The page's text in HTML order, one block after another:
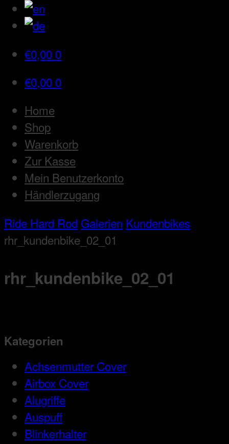
€0,00 0
€0,00 0
Home
Shop
Warenkorb
Zur Kasse
Mein Benutzerkonto
Händlerzugang
Ride Hard Rod Galerien Kundenbikes
rhr_kundenbike_02_01
rhr_kundenbike_02_01
Kategorien
Achsenmutter Cover
Airbox Cover
Alugriffe
Auspuff
Blinkerhalter